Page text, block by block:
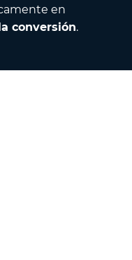
en
conversión.